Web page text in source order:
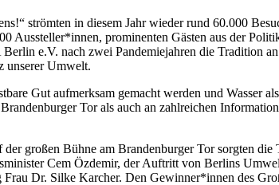
strömten in diesem Jahr wieder rund 60.000
Aussteller*innen, prominenten Gästen aus der
e.V. nach zwei Pandemiejahren die Tradition
unserer Umwelt.
Gut aufmerksam gemacht werden und Wasser
Tor als auch an zahlreichen
großen Bühne am Brandenburger Tor sorgten
Cem Özdemir, der Auftritt von Berlins
Frau Dr. Silke Karcher. Den Gewinner*innen des